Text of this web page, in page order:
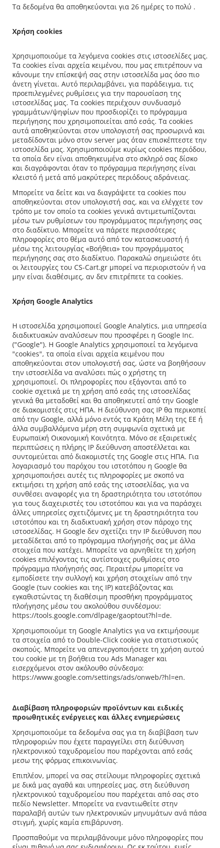
Τα δεδομένα θα αποθηκεύονται για 26 ημέρες το πολύ .
Χρήση cookies
Χρησιμοποιούμε τα λεγόμενα cookies στις ιστοσελίδες μας.
Τα cookies είναι αρχεία κειμένου, που μας επιτρέπουν να
κάνουμε την επίσκεψή σας στην ιστοσελίδα μας όσο πιο
άνετη γίνεται. Αυτό περιλαμβάνει, για παράδειγμα, τις
προεπιλεγμένες ρυθμίσεις για την παρουσίαση της
ιστοσελίδας μας. Τα cookies περιέχουν συνδυασμό
γραμμάτων/ψηφίων που προσδιορίζει το πρόγραμμα
περιήγησης που χρησιμοποιείται από εσάς. Τα cookies
αυτά αποθηκεύονται στον υπολογιστή σας προσωρινά και
μεταδίδονται μόνο στον server μας όταν επισκέπτεστε την
ιστοσελίδα μας. Χρησιμοποιούμε κυρίως cookies περιόδου,
τα οποία δεν είναι αποθηκευμένα στο σκληρό σας δίσκο
και διαγράφονται όταν το πρόγραμμα περιήγησης είναι
κλειστό ή μετά από μακρύτερες περιόδους αδράνειας.
Μπορείτε να δείτε και να διαγράψετε τα cookies που
αποθηκεύονται στον υπολογιστή σας, και να ελέγχετε τον
τρόπο με τον οποίο τα cookies γενικά αντιμετωπίζονται
μέσω των ρυθμίσεων του προγράμματος περιήγησης σας
στο διαδίκτυο. Μπορείτε να πάρετε περισσότερες
πληροφορίες στο θέμα αυτό από τον κατασκευαστή ή
μέσω της λειτουργίας «Βοήθεια» του προγράμματος
περιήγησης σας στο διαδίκτυο. Παρακαλώ σημειώστε ότι
οι λειτουργίες του CS-Cart.gr μπορεί να περιοριστούν ή να
μην είναι διαθέσιμες, αν δεν επιτρέπετε τα cookies.
Χρήση Google Analytics
Η ιστοσελίδα χρησιμοποιεί Google Analytics, μια υπηρεσία
διαδικτυακών αναλύσεων που προσφέρει η Google Inc.
("Google"). Η Google Analytics χρησιμοποιεί τα λεγόμενα
"cookies", τα οποία είναι αρχεία κειμένου που
αποθηκεύονται στον υπολογιστή σας, ώστε να βοηθήσουν
την ιστοσελίδα να αναλύσει πώς ο χρήστης τη
χρησιμοποιεί. Οι πληροφορίες που εξάγονται από το
cookie σχετικά με τη χρήση από εσάς της ιστοσελίδας
γενικά θα μεταδοθεί και θα αποθηκευτεί από την Google
σε διακομιστές στις ΗΠΑ. Η διεύθυνση σας IP θα περικοπεί
από την Google, αλλά μόνο εντός τα Κράτη Μέλη της ΕΕ ή
άλλα συμβαλλόμενα μέρη στη συμφωνία σχετικά με
Ευρωπαϊκή Οικονομική Κοινότητα. Μόνο σε εξαιρετικές
περιπτώσεις η πλήρης ΙΡ διεύθυνση αποστέλλεται και
συντομεύεται από διακομιστές της Google στις ΗΠΑ. Για
λογαριασμό του παρόχου του ιστοτόπου η Google θα
χρησιμοποιήσει αυτές τις πληροφορίες με σκοπό να
εκτιμήσει τη χρήση από εσάς της ιστοσελίδας, για να
συνθέσει αναφορές για τη δραστηριότητα του ιστοτόπου
για τους διαχειριστές του ιστοτόπου και για να παράσχει
άλλες υπηρεσίες σχετιζόμενες με τη δραστηριότητα του
ιστοτόπου και τη διαδικτυακή χρήση στον πάροχο της
ιστοσελίδας. Η Google δεν σχετίζει την ΙΡ διεύθυνση που
μεταδίδεται από το πρόγραμμα πλοήγησής σας με άλλα
στοιχεία που κατέχει. Μπορείτε να αρνηθείτε τη χρήση
cookies επιλέγοντας τις αντίστοιχες ρυθμίσεις στο
πρόγραμμα πλοήγησής σας. Περαιτέρω μπορείτε να
εμποδίσετε την συλλογή και χρήση στοιχείων από την
Google (των cookies και της IP) κατεβάζοντας και
εγκαθιστώντας τη διαθέσιμη προσθήκη προγράμματος
πλοήγησης μέσω του ακολούθου συνδέσμου:
https://tools.google.com/dlpage/gaoptout?hl=de.
Χρησιμοποιούμε τη Google Analytics για να εκτιμήσουμε
τα στοιχεία από το Double-Click cookie για στατιστικούς
σκοπούς. Μπορείτε να απενεργοποιήσετε τη χρήση αυτού
του cookie με τη βοήθεια του Ads Manager και
εισερχόμενοι στον ακόλουθο σύνδεσμο:
https://www.google.com/settings/ads/onweb/?hl=en.
Διαβίβαση πληροφοριών προϊόντων και ειδικές
προωθητικές ενέργειες και άλλες ενημερώσεις
Χρησιμοποιούμε τα δεδομένα σας για τη διαβίβαση των
πληροφοριών που έχετε παραγγείλει στη διεύθυνση
ηλεκτρονικού ταχυδρομείου που παρέχονται από εσάς
μεσω της φόρμας επικοινωνίας.
Επιπλέον, μπορεί να σας στείλουμε πληροφορίες σχετικά
με δικά μας αγαθά και υπηρεσίες μας, στη διεύθυνση
ηλεκτρονικού ταχυδρομείου που παρέχεται από σας στο
πεδίο Newsletter. Μπορείτε να εναντιωθείτε στην
παραλαβή αυτών των ηλεκτρονικών μηνυμάτων ανά πάσα
στιγμή, χωρίς καμία επιβάρυνση.
Προσπαθούμε να περιλαμβάνουμε μόνο πληροφορίες που